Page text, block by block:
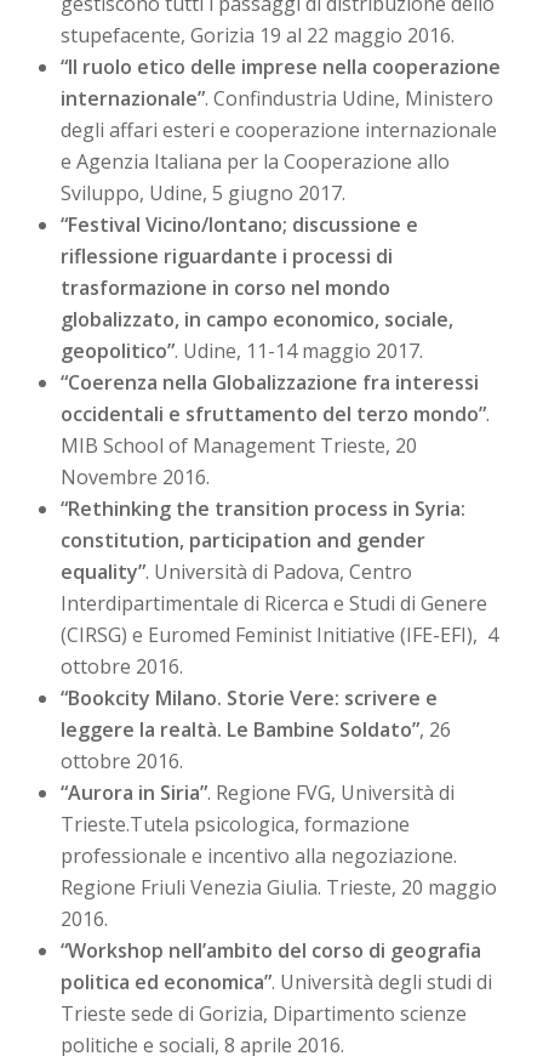
stupefacente, Gorizia 19 al 22 maggio 2016.
“Il ruolo etico delle imprese nella cooperazione
internazionale”. Confindustria Udine, Ministero
degli affari esteri e cooperazione internazionale
e Agenzia Italiana per la Cooperazione allo
Sviluppo, Udine, 5 giugno 2017.
“Festival Vicino/lontano; discussione e
riflessione riguardante i processi di
trasformazione in corso nel mondo
globalizzato, in campo economico, sociale,
geopolitico”. Udine, 11-14 maggio 2017.
“Coerenza nella Globalizzazione fra interessi
occidentali e sfruttamento del terzo mondo”.
MIB School of Management Trieste, 20
Novembre 2016.
“Rethinking the transition process in Syria:
constitution, participation and gender
equality”. Università di Padova, Centro
Interdipartimentale di Ricerca e Studi di Genere
(CIRSG) e Euromed Feminist Initiative (IFE-EFI), 4
ottobre 2016.
“Bookcity Milano. Storie Vere: scrivere e
leggere la realtà. Le Bambine Soldato”, 26
ottobre 2016.
“Aurora in Siria”. Regione FVG, Università di
Trieste.Tutela psicologica, formazione
professionale e incentivo alla negoziazione.
Regione Friuli Venezia Giulia. Trieste, 20 maggio
2016.
“Workshop nell’ambito del corso di geografia
politica ed economica”. Università degli studi di
Trieste sede di Gorizia, Dipartimento scienze
politiche e sociali, 8 aprile 2016.